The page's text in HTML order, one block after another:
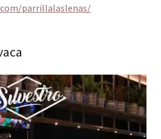
parrillalaslenas/